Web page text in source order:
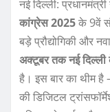
नई दिल्ली:
कांग्रेस 2025के 9वें
बड़े प्रौद्योगिकी और
अक्टूबर तक नई
है। इस बार का थीम है
की डिजिटल